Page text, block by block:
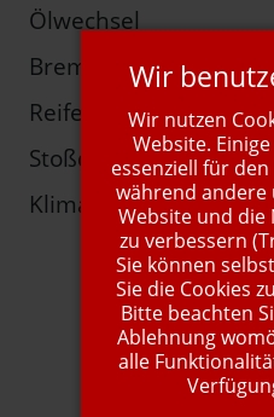
Ölwechsel
Bremsen
Reifen
Stoßdämpfer
Klimaservice
Wir
Wir nutzen
Website.
essenziell für
während andere
Website und
zu verbessern
Sie können
Sie die Cookies
Bitte beachten
Ablehnung
alle